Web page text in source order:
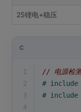
2S锂电+稳压
C
1
// 电源检测
2
# include
3
# include
4